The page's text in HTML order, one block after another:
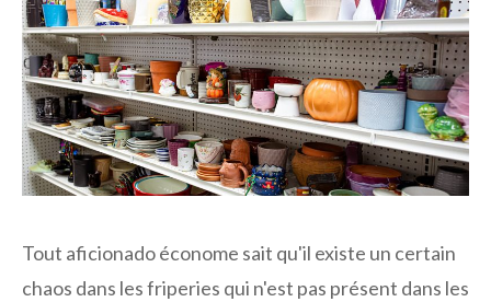
Tout aficionado économe sait qu'il existe un certain
chaos dans les friperies qui n'est pas présent dans les